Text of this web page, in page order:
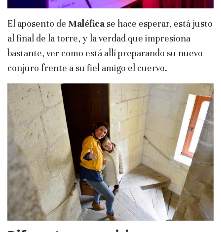
El aposento de Maléfica se hace esperar, está justo
al final de la torre, y la verdad que impresiona
bastante, ver como está allí preparando su nuevo
conjuro frente a su fiel amigo el cuervo.